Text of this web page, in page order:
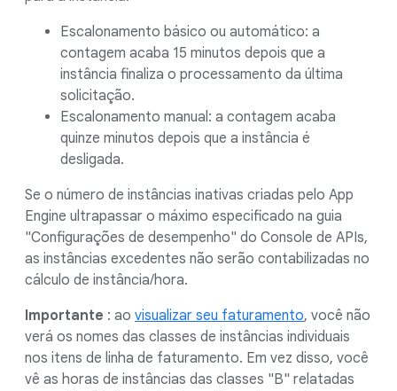
Escalonamento básico ou automático: a
contagem acaba 15 minutos depois que a
instância finaliza o processamento da última
solicitação.
Escalonamento manual: a contagem acaba
quinze minutos depois que a instância é
desligada.
Se o número de instâncias inativas criadas pelo App
Engine ultrapassar o máximo especificado na guia
"Configurações de desempenho" do Console de APIs,
as instâncias excedentes não serão contabilizadas no
cálculo de instância/hora.
Importante : ao visualizar seu faturamento, você não
verá os nomes das classes de instâncias individuais
nos itens de linha de faturamento. Em vez disso, você
vê as horas de instâncias das classes "B" relatadas